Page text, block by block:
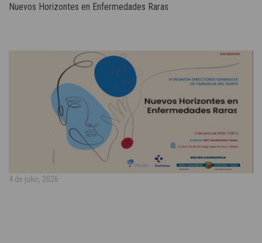
Nuevos Horizontes en Enfermedades Raras
4 de julio, 2026